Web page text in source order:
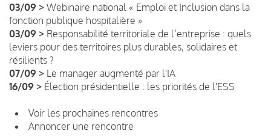
03/09 > Webinaire national « Emploi et Inclusion dans la
fonction publique hospitalière »
03/09 > Responsabilité territoriale de l’entreprise : quels
leviers pour des territoires plus durables, solidaires et
résilients ?
07/09 > Le manager augmenté par l'IA
16/09 > Élection présidentielle : les priorités de l'ESS
Voir les prochaines rencontres
Annoncer une rencontre